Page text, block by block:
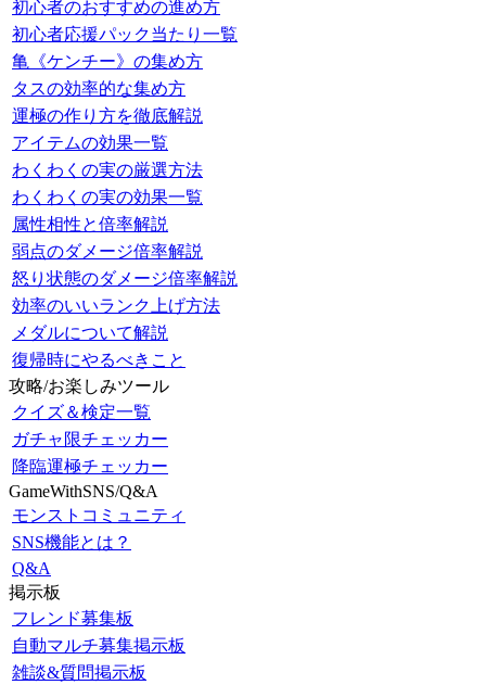
初心者のおすすめの進め方
初心者応援パック当たり一覧
亀《ケンチー》の集め方
タスの効率的な集め方
運極の作り方を徹底解説
アイテムの効果一覧
わくわくの実の厳選方法
わくわくの実の効果一覧
属性相性と倍率解説
弱点のダメージ倍率解説
怒り状態のダメージ倍率解説
効率のいいランク上げ方法
メダルについて解説
復帰時にやるべきこと
攻略/お楽しみツール
クイズ＆検定一覧
ガチャ限チェッカー
降臨運極チェッカー
GameWithSNS/Q&A
モンストコミュニティ
SNS機能とは？
Q&A
掲示板
フレンド募集板
自動マルチ募集掲示板
雑談&質問掲示板